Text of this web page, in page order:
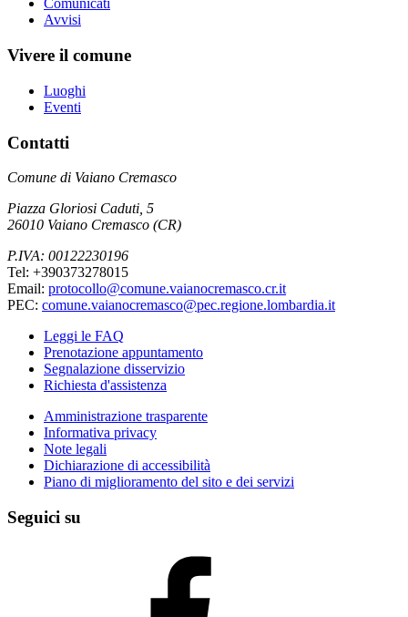
Comunicati
Avvisi
Vivere il comune
Luoghi
Eventi
Contatti
Comune di Vaiano Cremasco
Piazza Gloriosi Caduti, 5
26010 Vaiano Cremasco (CR)
P.IVA: 00122230196
Tel: +390373278015
Email: protocollo@comune.vaianocremasco.cr.it
PEC: comune.vaianocremasco@pec.regione.lombardia.it
Leggi le FAQ
Prenotazione appuntamento
Segnalazione disservizio
Richiesta d'assistenza
Amministrazione trasparente
Informativa privacy
Note legali
Dichiarazione di accessibilità
Piano di miglioramento del sito e dei servizi
Seguici su